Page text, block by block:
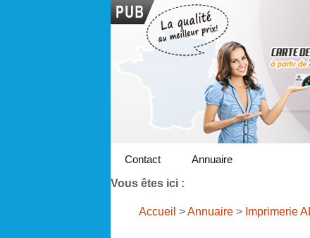
Contact
Annuaire
Vous êtes ici :
Accueil >Annuaire > Imprimerie